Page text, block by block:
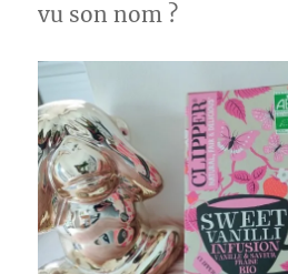
vu son nom ?